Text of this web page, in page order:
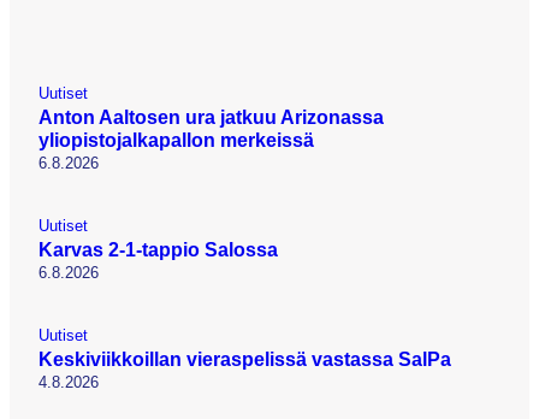
Uutiset
Anton Aaltosen ura jatkuu Arizonassa
yliopistojalkapallon merkeissä
6.8.2026
Uutiset
Karvas 2-1-tappio Salossa
6.8.2026
Uutiset
Keskiviikkoillan vieraspelissä vastassa SalPa
4.8.2026